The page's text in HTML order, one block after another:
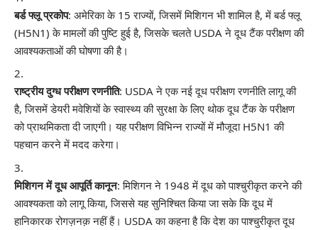
बर्ड फ्लू प्रकोप: अमेरिका के 15 राज्यों, जिसमें मिशिगन भी शामिल है, में बर्ड फ्लू
(H5N1) के मामलों की पुष्टि हुई है, जिसके चलते USDA ने दूध टैंक परीक्षण की
आवश्यकताओं की घोषणा की है।
राष्ट्रीय दुग्ध परीक्षण रणनीति: USDA ने एक नई दूध परीक्षण रणनीति लागू की
है, जिसमें डेयरी मवेशियों के स्वास्थ्य की सुरक्षा के लिए थोक दूध टैंक के परीक्षण
को प्राथमिकता दी जाएगी। यह परीक्षण विभिन्न राज्यों में मौजूदा H5N1 की
पहचान करने में मदद करेगा।
मिशिगन में दूध आपूर्ति कानून: मिशिगन ने 1948 में दूध को पाश्चुरीकृत करने की
आवश्यकता को लागू किया, जिससे यह सुनिश्चित किया जा सके कि दूध में
हानिकारक रोगज़नक़ नहीं हैं। USDA का कहना है कि देश का पाश्चुरीकृत दूध